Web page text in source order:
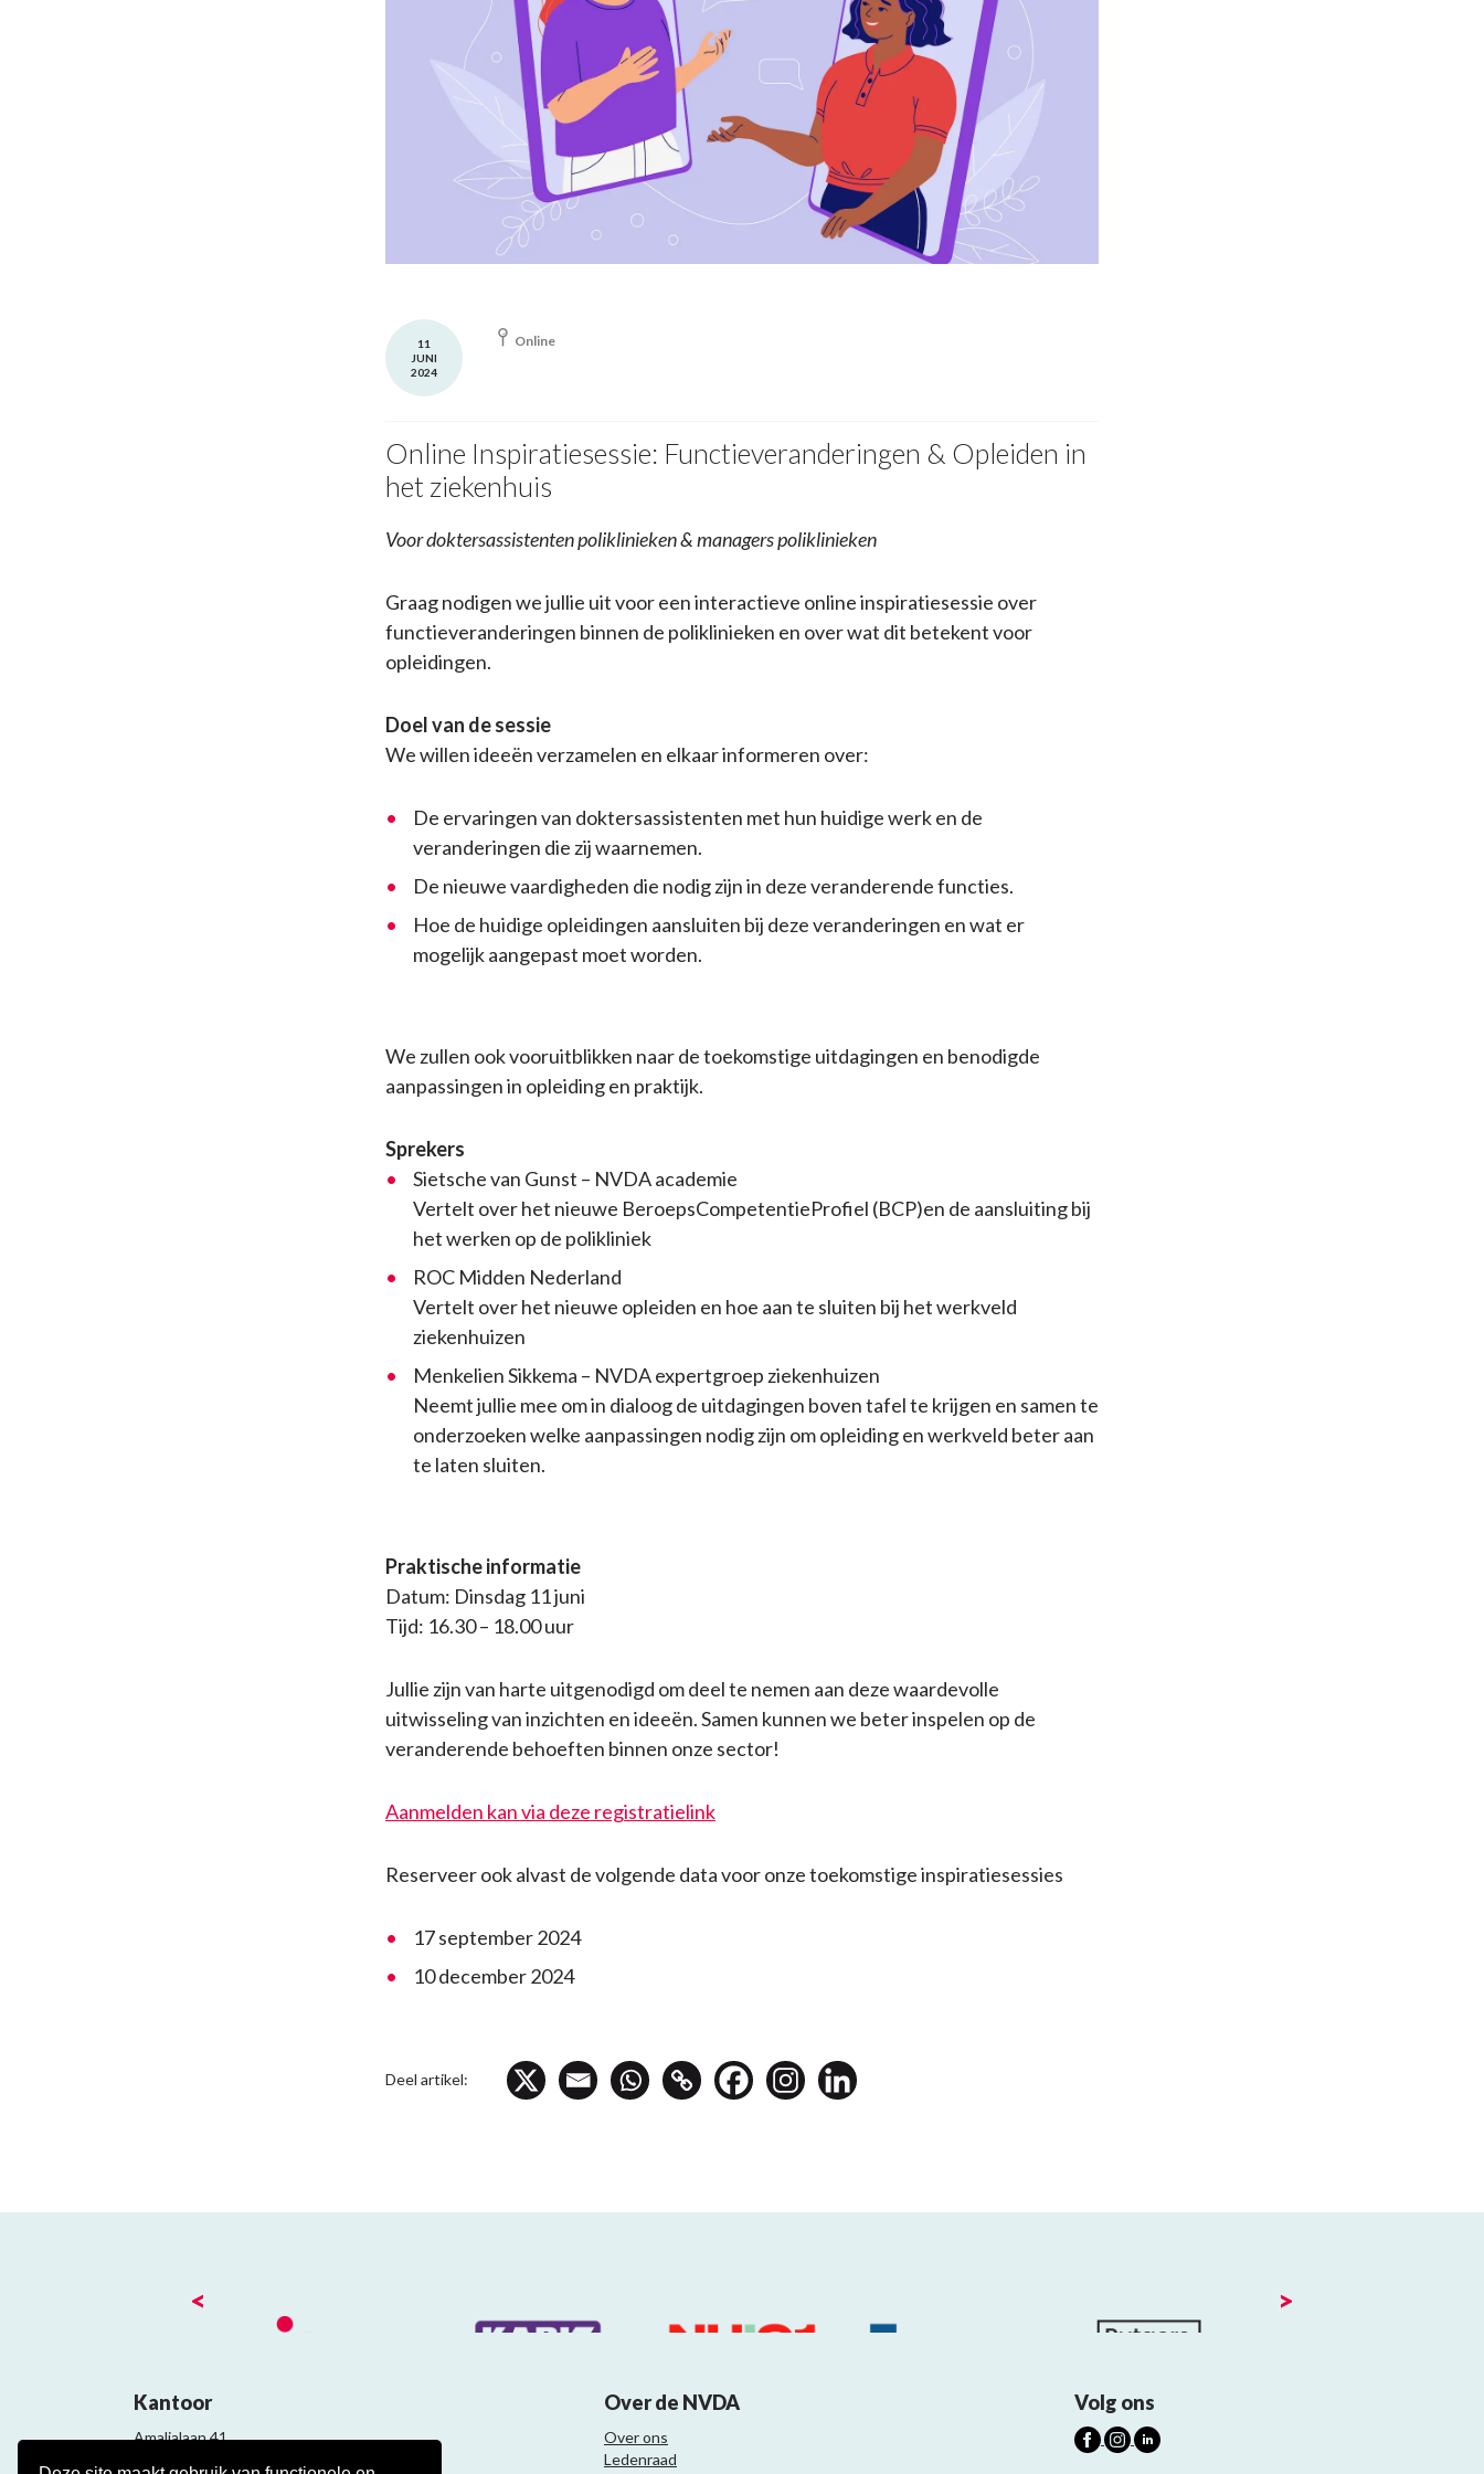
11
JUNI
2024
Online
Online Inspiratiesessie: Functieveranderingen & Opleiden in
het ziekenhuis
Voor doktersassistenten poliklinieken & managers poliklinieken
Graag nodigen we jullie uit voor een interactieve online inspiratiesessie over
functieveranderingen binnen de poliklinieken en over wat dit betekent voor
opleidingen.
Doel van de sessie
We willen ideeën verzamelen en elkaar informeren over:
De ervaringen van doktersassistenten met hun huidige werk en de
veranderingen die zij waarnemen.
De nieuwe vaardigheden die nodig zijn in deze veranderende functies.
Hoe de huidige opleidingen aansluiten bij deze veranderingen en wat er
mogelijk aangepast moet worden.
We zullen ook vooruitblikken naar de toekomstige uitdagingen en benodigde
aanpassingen in opleiding en praktijk.
Sprekers
Sietsche van Gunst – NVDA academie
Vertelt over het nieuwe BeroepsCompetentieProfiel (BCP)en de aansluiting bij
het werken op de polikliniek
ROC Midden Nederland
Vertelt over het nieuwe opleiden en hoe aan te sluiten bij het werkveld
ziekenhuizen
Menkelien Sikkema – NVDA expertgroep ziekenhuizen
Neemt jullie mee om in dialoog de uitdagingen boven tafel te krijgen en samen te
onderzoeken welke aanpassingen nodig zijn om opleiding en werkveld beter aan
te laten sluiten.
Praktische informatie
Datum: Dinsdag 11 juni
Tijd: 16.30 – 18.00 uur
Jullie zijn van harte uitgenodigd om deel te nemen aan deze waardevolle
uitwisseling van inzichten en ideeën. Samen kunnen we beter inspelen op de
veranderende behoeften binnen onze sector!
Aanmelden kan via deze registratielink
Reserveer ook alvast de volgende data voor onze toekomstige inspiratiesessies
17 september 2024
10 december 2024
Deel artikel:
< >
Kantoor
Amalialaan 41
Over de NVDA
Over ons
Ledenraad
Volg ons